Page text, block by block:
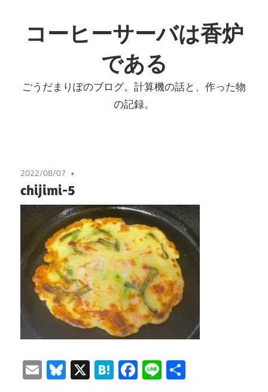
ン
テ
へ
コーヒーサーバは香炉
である
ごうだまりぽのブログ。計算機の話と、作った物
の記録。
2022/08/07
chijimi-5
EmailBluesky
X Hatena
Facebook
Line